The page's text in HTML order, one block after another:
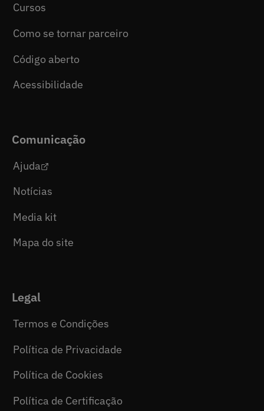
Cursos
Como se tornar parceiro
Código aberto
Acessibilidade
Comunicação
Ajuda
Notícias
Media kit
Mapa do site
Legal
Termos e Condições
Política de Privacidade
Política de Cookies
Política de Certificação